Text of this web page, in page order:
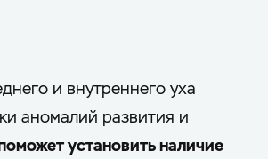
и внутреннего уха
аномалий развития и
установить наличие